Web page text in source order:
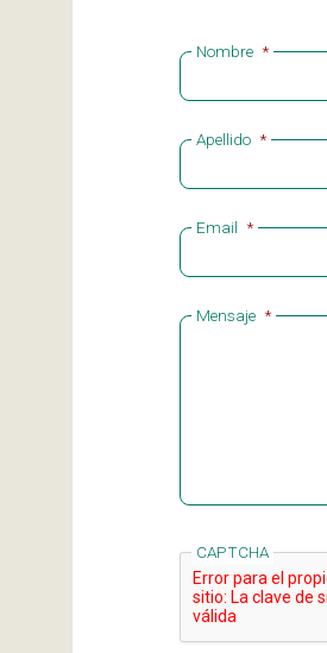
Nombre *
Apellido *
Email *
Mensaje *
CAPTCHA